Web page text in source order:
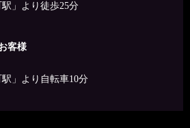
」より徒歩25分
客様
」より自転車10分